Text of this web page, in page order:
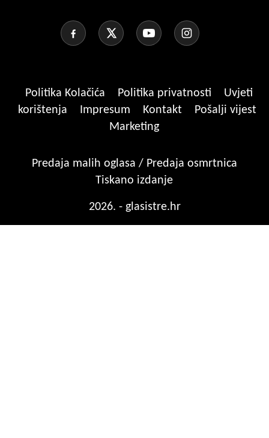
Politika Kolačića Politika privatnosti
Uvjeti
korištenja
Impresum Kontakt
Pošalji vijest
Marketing
Predaja malih oglasa / Predaja osmrtnica
Tiskano izdanje
2026. - glasistre.hr